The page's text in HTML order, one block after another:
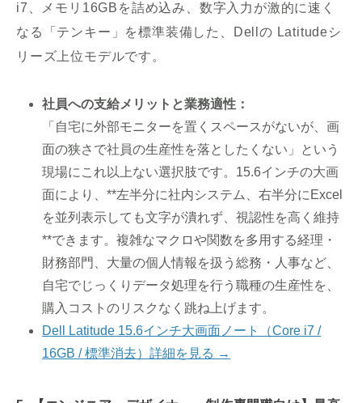
i7、メモリ16GBを詰め込み、数字入力が激的に速く
なる「テンキー」を標準装備した、Dellの Latitudeシ
リーズ上位モデルです。
社員への支給メリットと業務適性：
「自宅に外部モニターを置くスペースがないが、画
面の狭さで社員の生産性を落としたくない」という
現場にこれ以上ない選択肢です。15.6インチの大画
面により、**左半分に社内システム、右半分にExcel
を並列表示しても文字が潰れず、視認性を高く維持
**できます。複雑なマクロや関数を多用する経理・
財務部門、大量の個人情報を扱う総務・人事など、
自宅でじっくりデータ処理を行う職種の生産性を、
購入コストのリスクなく跳ね上げます。
Dell Latitude 15.6インチ大画面ノート（Core i7 /
16GB / 標準消去）詳細を見る →